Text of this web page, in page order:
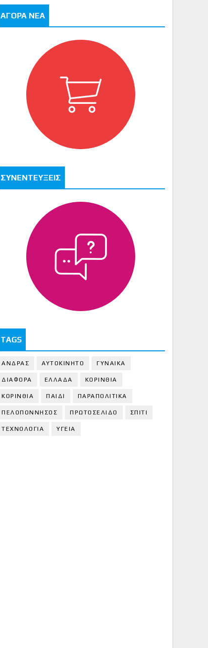
ΑΓΟΡΑ ΝΕΑ
ΣΥΝΕΝΤΕΥΞΕΙΣ
TAGS
ΑΝΔΡΑΣ ΑΥΤΟΚΙΝΗΤΟ ΓΥΝΑΙΚΑ
ΔΙΑΦΟΡΑ ΕΛΛΑΔΑ ΚΟΡΙΝΘΙΑ
ΚΟΡΙΝΘΙA ΠΑΙΔΙ ΠΑΡΑΠΟΛΙΤΙΚΑ
ΠΕΛΟΠΟΝΝΗΣΟΣ ΠΡΩΤΟΣΕΛΙΔΟ ΣΠΙΤΙ
ΤΕΧΝΟΛΟΓΙΑ ΥΓΕΙΑ